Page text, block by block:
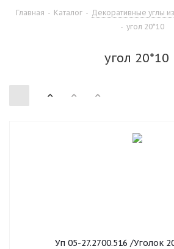
Главная - Каталог - Декоративные углы
- угол 20*10
угол 20*10
Уп 05-27.2700.516 /Уголок